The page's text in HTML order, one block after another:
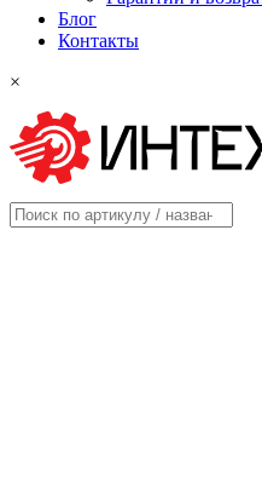
Блог
Контакты
×